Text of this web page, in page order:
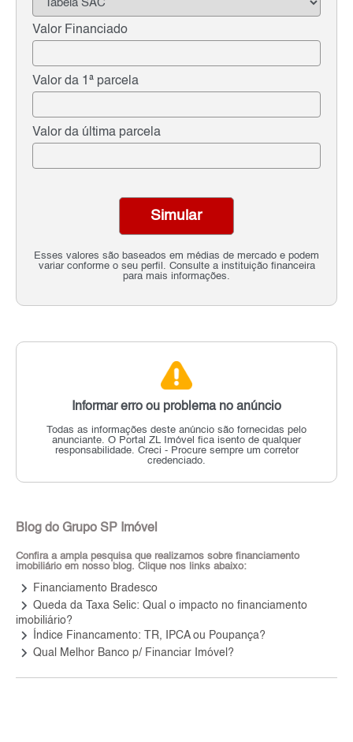
Valor Financiado
Valor da 1ª parcela
Valor da última parcela
Esses valores são baseados em médias de mercado e podem
variar conforme o seu perfil. Consulte a instituição financeira
para mais informações.
Simular
Informar erro ou problema no anúncio
Todas as informações deste anúncio são fornecidas pelo
anunciante. O Portal ZL Imóvel fica isento de qualquer
responsabilidade. Creci - Procure sempre um corretor
credenciado.
Blog do Grupo SP Imóvel
Confira a ampla pesquisa que realizamos sobre financiamento
imobiliário em nosso blog. Clique nos links abaixo:
keyboard_arrow_right Financiamento Bradesco
keyboard_arrow_right Queda da Taxa Selic: Qual o impacto no financiamento
imobiliário?
keyboard_arrow_right Índice Financamento: TR, IPCA ou Poupança?
keyboard_arrow_right Qual Melhor Banco p/ Financiar Imóvel?